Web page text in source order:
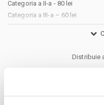
Categoria a II-a - 80 lei
Categoria a III-a – 60 lei
Categoria reducere 40% - 36 lei
Va aducem la cunostinta ca pe
suportate de dvs., respectiv:
Distribuie